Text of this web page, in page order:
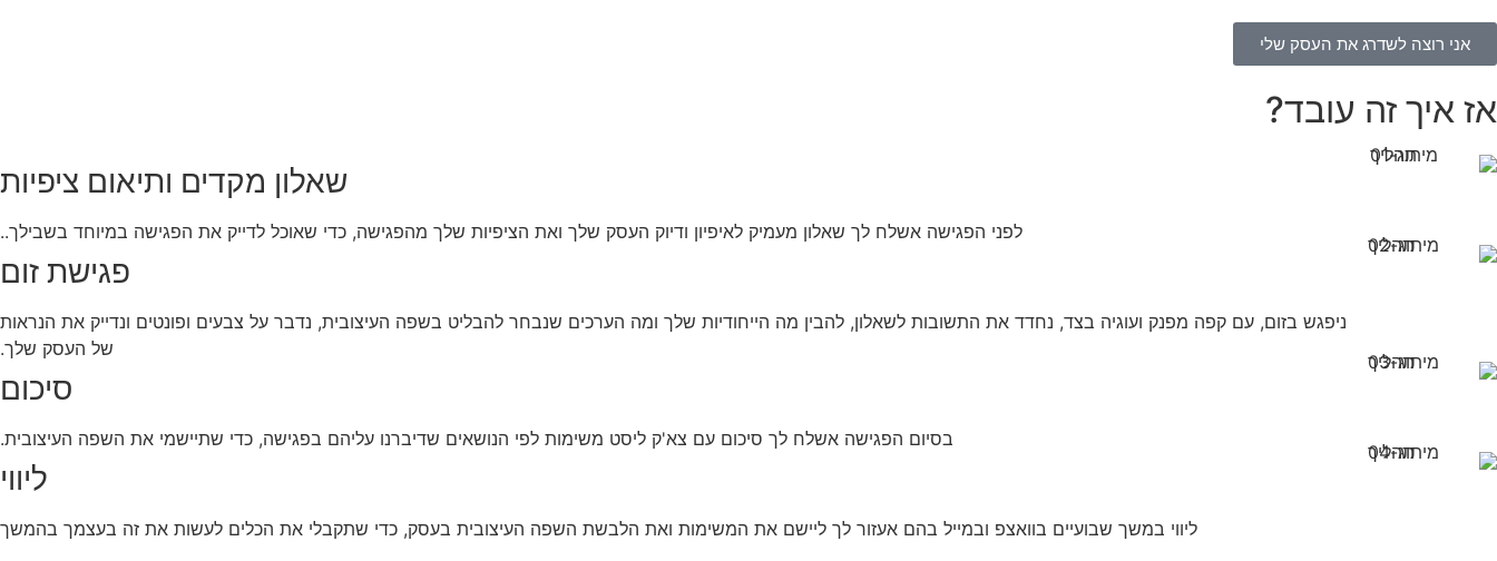
אני רוצה לשדרג את העסק שלי
אז איך זה עובד?
שאלון מקדים ותיאום ציפיות
לפני הפגישה אשלח לך שאלון מעמיק לאיפיון ודיוק העסק שלך ואת הציפיות שלך מהפגישה, כדי שאוכל לדייק את הפגישה במיוחד בשבילך..
פגישת זום
ניפגש בזום, עם קפה מפנק ועוגיה בצד, נחדד את התשובות לשאלון, להבין מה הייחודיות שלך ומה הערכים שנבחר להבליט בשפה העיצובית, נדבר על צבעים ופונטים ונדייק את הנראות
של העסק שלך.
סיכום
בסיום הפגישה אשלח לך סיכום עם צא'ק ליסט משימות לפי הנושאים שדיברנו עליהם בפגישה, כדי שתיישמי את השפה העיצובית.
ליווי
ליווי במשך שבועיים בוואצפ ובמייל בהם אעזור לך ליישם את המשימות ואת הלבשת השפה העיצובית בעסק, כדי שתקבלי את הכלים לעשות את זה בעצמך בהמשך